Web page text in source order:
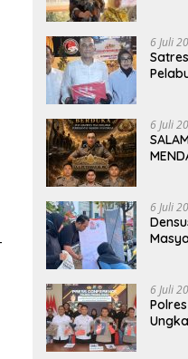
6 Juli
6 Juli
ATAS
6 Juli
di
6 Juli